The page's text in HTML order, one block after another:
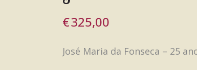
€325,00
José Maria da Fonseca – 25